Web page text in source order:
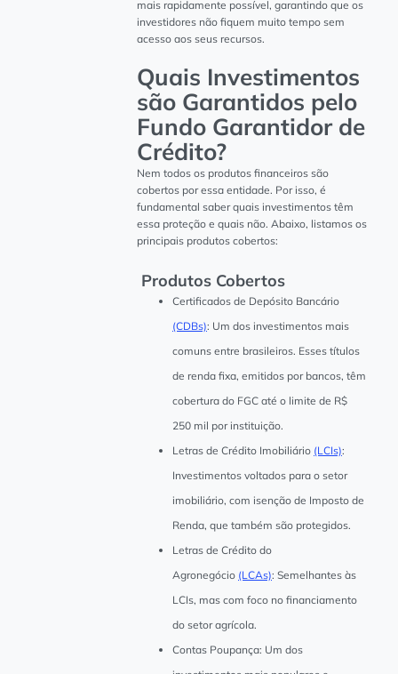
mais rapidamente possível, garantindo que os
investidores não fiquem muito tempo sem
acesso aos seus recursos.
Quais Investimentos
são Garantidos pelo
Fundo Garantidor de
Crédito?
Nem todos os produtos financeiros são
cobertos por essa entidade. Por isso, é
fundamental saber quais investimentos têm
essa proteção e quais não. Abaixo, listamos os
principais produtos cobertos:
Produtos Cobertos
Certificados de Depósito Bancário
(CDBs): Um dos investimentos mais
comuns entre brasileiros. Esses títulos
de renda fixa, emitidos por bancos, têm
cobertura do FGC até o limite de R$
250 mil por instituição.
Letras de Crédito Imobiliário (LCIs):
Investimentos voltados para o setor
imobiliário, com isenção de Imposto de
Renda, que também são protegidos.
Letras de Crédito do
Agronegócio (LCAs): Semelhantes às
LCIs, mas com foco no financiamento
do setor agrícola.
Contas Poupança: Um dos